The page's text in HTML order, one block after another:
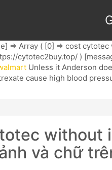
=> Array ( [0] => cost
cytotec2buy.top/ )
Unless it Anderson
cause high blood
without
và chữ